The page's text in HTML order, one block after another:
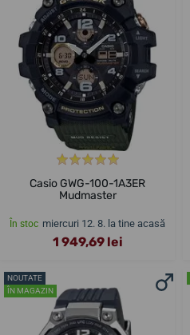
Casio GWG-100-1A3ER
Mudmaster
În stoc miercuri 12. 8. la tine acasă
1 949,69 lei
NOUTATE
ÎN MAGAZIN